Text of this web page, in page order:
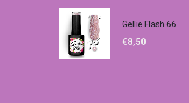
Gellie Flash 66
€8,50